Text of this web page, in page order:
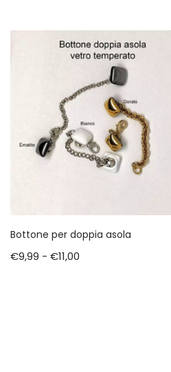
Bottone per doppia asola
€9,99 - €11,00